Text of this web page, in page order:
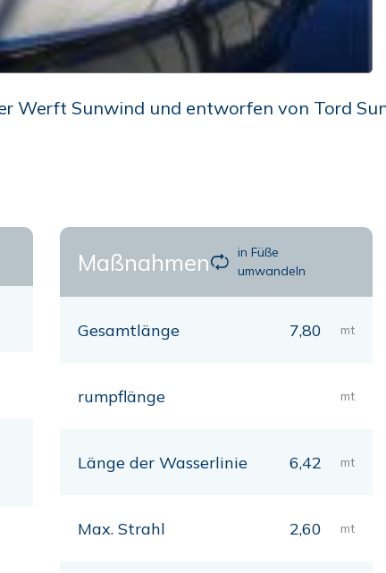
Werft Sunwind und entworfen von Tord
Maßnahmen
in Füße
umwandeln
Gesamtlänge 7,80 mt
rumpflänge mt
Länge der Wasserlinie 6,42 mt
Max. Strahl 2,60 mt